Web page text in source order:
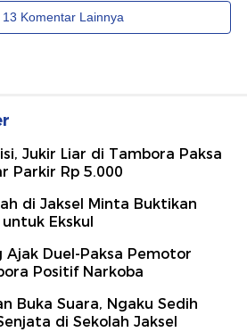
Jukir Liar di Tambora Paksa
Parkir Rp 5.000
di Jaksel Minta Buktikan
Ekskul
Ajak Duel-Paksa Pemotor
Positif Narkoba
Buka Suara, Ngaku Sedih
di Sekolah Jaksel